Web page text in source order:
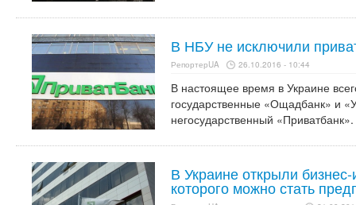
В НБУ не исключили
РепортерUA 26.10.2016 - 10:44
В настоящее время в Украине
государственные «Ощадбанк» и
негосударственный «Приватбанк».
В Украине открыли
которого можно стать